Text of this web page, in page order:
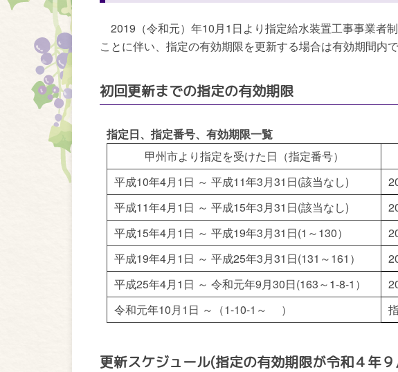
2019（令和元）年10月1日より指定給水装置工事事業者
ことに伴い、指定の有効期限を更新する場合は有効期間内
初回更新までの指定の有効期限
指定日、指定番号、有効期限一覧
甲州市より指定を受けた日（指定番号）
平成10年4月1日 ～ 平成11年3月31日(該当なし)
平成11年4月1日 ～ 平成15年3月31日(該当なし)
平成15年4月1日 ～ 平成19年3月31日(1～130）
平成19年4月1日 ～ 平成25年3月31日(131～161）
平成25年4月1日 ～ 令和元年9月30日(163～1-8-1）
令和元年10月1日 ～（1-10-1～ ）
更新スケジュール(指定の有効期限が令和４年